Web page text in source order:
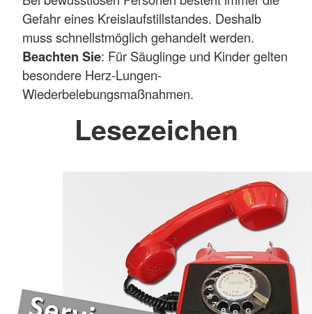
Gefahr eines Kreislaufstillstandes. Deshalb
muss schnellstmöglich gehandelt werden.
Beachten Sie: Für Säuglinge und Kinder gelten
besondere Herz-Lungen-
Wiederbelebungsmaßnahmen.
Lesezeichen